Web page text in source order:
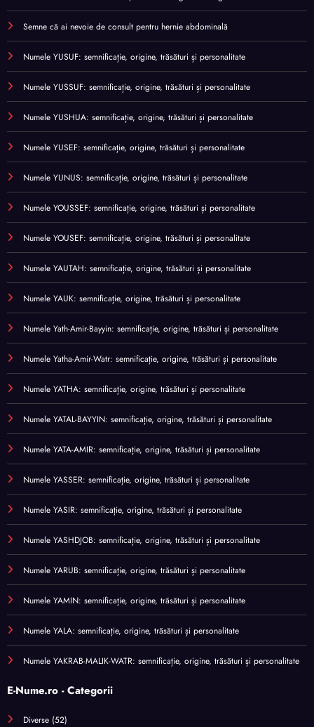
Semne că ai nevoie de consult pentru hernie abdominală
Numele YUSUF: semnificație, origine, trăsături și personalitate
Numele YUSSUF: semnificație, origine, trăsături și personalitate
Numele YUSHUA: semnificație, origine, trăsături și personalitate
Numele YUSEF: semnificație, origine, trăsături și personalitate
Numele YUNUS: semnificație, origine, trăsături și personalitate
Numele YOUSSEF: semnificație, origine, trăsături și personalitate
Numele YOUSEF: semnificație, origine, trăsături și personalitate
Numele YAUTAH: semnificație, origine, trăsături și personalitate
Numele YAUK: semnificație, origine, trăsături și personalitate
Numele Yath-Amir-Bayyin: semnificație, origine, trăsături și personalitate
Numele Yatha-Amir-Watr: semnificație, origine, trăsături și personalitate
Numele YATHA: semnificație, origine, trăsături și personalitate
Numele YATAL-BAYYIN: semnificație, origine, trăsături și personalitate
Numele YATA-AMIR: semnificație, origine, trăsături și personalitate
Numele YASSER: semnificație, origine, trăsături și personalitate
Numele YASIR: semnificație, origine, trăsături și personalitate
Numele YASHDJOB: semnificație, origine, trăsături și personalitate
Numele YARUB: semnificație, origine, trăsături și personalitate
Numele YAMIN: semnificație, origine, trăsături și personalitate
Numele YALA: semnificație, origine, trăsături și personalitate
Numele YAKRAB-MALIK-WATR: semnificație, origine, trăsături și personalitate
E-Nume.ro - Categorii
Diverse (52)